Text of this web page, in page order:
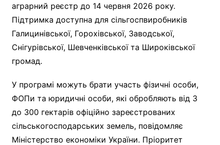
аграрний реєстр до 14 червня 2026 року.
Підтримка доступна для сільгоспвиробників
Галицинівської, Горохівської, Заводської,
Снігурівської, Шевченківської та Широківської
громад.
У програмі можуть брати участь фізичні особи,
ФОПи та юридичні особи, які обробляють від 3
до 300 гектарів офіційно зареєстрованих
сільськогосподарських земель, повідомляє
Міністерство економіки України. Пріоритет